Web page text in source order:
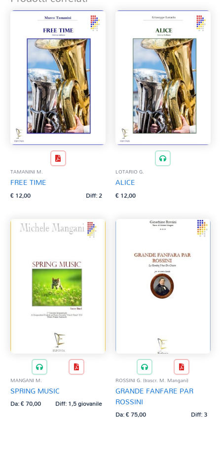
TAMANINI M.
FREE TIME
€12,00 Diff: 2
LOTARIO G.
ALICE
€12,00
MANGANI M.
SPRING MUSIC
Da:€70,00 Diff: 1,5 giovanile
ROSSINI G. (trascr. M. Mangani)
GRANDE FANFARE PAR
ROSSINI
Da:€75,00 Diff: 3